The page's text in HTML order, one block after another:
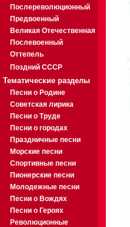
Послереволюционный
Предвоенный
Великая Отечественная
Послевоенный
Оттепель
Поздний СССР
Тематические разделы
Песни о Родине
Советская лирика
Песни о Труде
Песни о городах
Праздничные песни
Морские песни
Спортивные песни
Пионерские песни
Молодежные песни
Песни о Вождях
Песни о Героях
Революционные